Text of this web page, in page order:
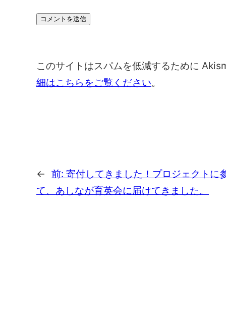
このサイトはスパムを低減するために
細はこちらをご覧ください。
← 前: 寄付してきました！プロジェクトに
て、あしなが育英会に届けてきました。